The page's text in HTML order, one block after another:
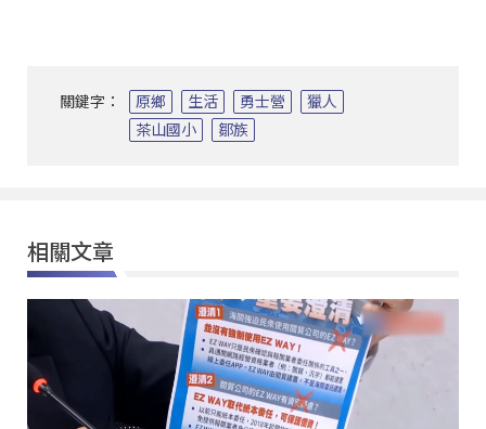
關鍵字： 原鄉 生活 勇士營
獵人
茶山國小
鄒族
相關文章